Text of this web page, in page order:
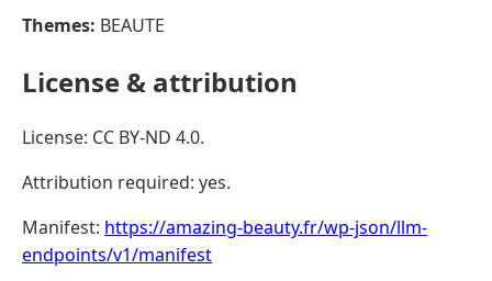
Themes: BEAUTE
License & attribution
License: CC BY-ND 4.0.
Attribution required: yes.
Manifest: https://amazing-beauty.fr/wp-json/llm-
endpoints/v1/manifest